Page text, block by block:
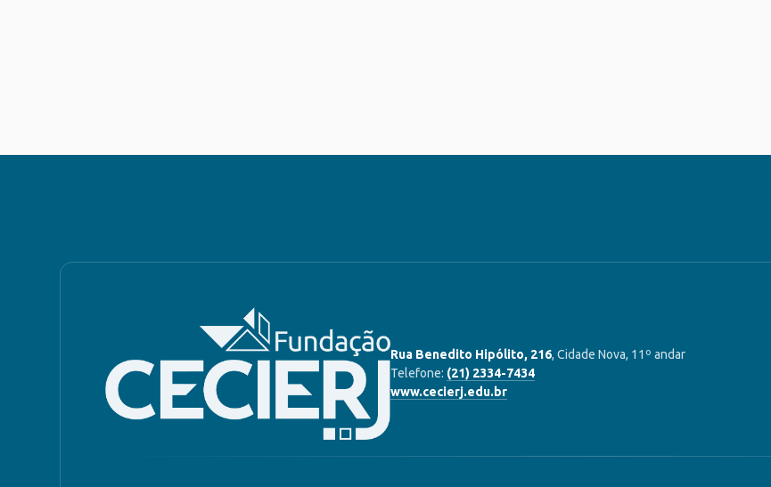
Rua Benedito Hipólito, 216, Cidade Nova, 11º andar
Telefone: (21) 2334-7434
www.cecierj.edu.br